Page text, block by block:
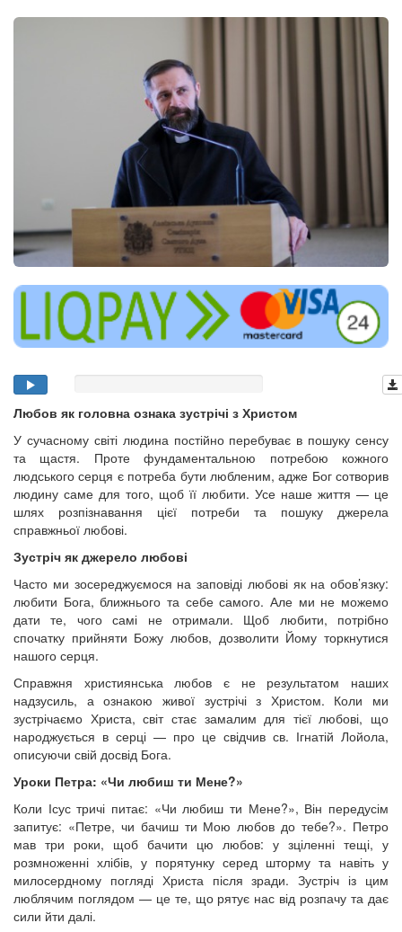
Любов як головна ознака зустрічі з Христом
У сучасному світі людина постійно перебуває в пошуку сенсу
та щастя. Проте фундаментальною потребою кожного
людського серця є потреба бути любленим, адже Бог сотворив
людину саме для того, щоб її любити. Усе наше життя — це
шлях розпізнавання цієї потреби та пошуку джерела
справжньої любові.
Зустріч як джерело любові
Часто ми зосереджуємося на заповіді любові як на обов’язку:
любити Бога, ближнього та себе самого. Але ми не можемо
дати те, чого самі не отримали. Щоб любити, потрібно
спочатку прийняти Божу любов, дозволити Йому торкнутися
нашого серця.
Справжня християнська любов є не результатом наших
надзусиль, а ознакою живої зустрічі з Христом. Коли ми
зустрічаємо Христа, світ стає замалим для тієї любові, що
народжується в серці — про це свідчив св. Ігнатій Лойола,
описуючи свій досвід Бога.
Уроки Петра: «Чи любиш ти Мене?»
Коли Ісус тричі питає: «Чи любиш ти Мене?», Він передусім
запитує: «Петре, чи бачиш ти Мою любов до тебе?». Петро
мав три роки, щоб бачити цю любов: у зціленні тещі, у
розмноженні хлібів, у порятунку серед шторму та навіть у
милосердному погляді Христа після зради. Зустріч із цим
люблячим поглядом — це те, що рятує нас від розпачу та дає
сили йти далі.